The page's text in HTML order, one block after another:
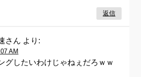
返信
さん より:
AM
グしたいわけじゃねぇだろｗｗ